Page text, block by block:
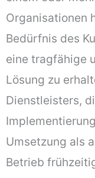
Organisationen
Bedürfnis des
eine tragfähige
Lösung zu
Dienstleisters,
Umsetzung als
Betrieb